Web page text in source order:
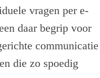
vragen per e-
daar begrip voor
communicatie
die zo spoedig